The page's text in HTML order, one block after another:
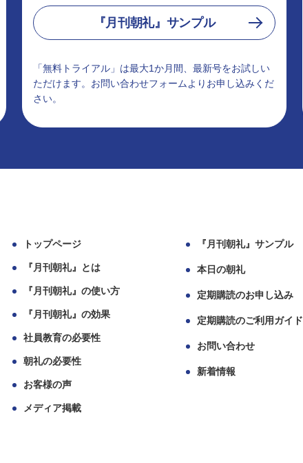
『月刊朝礼』サンプル
「無料トライアル」は最大1か月間、最新号をお試しい
ただけます。お問い合わせフォームよりお申し込みくだ
さい。
トップページ
『月刊朝礼』とは
『月刊朝礼』の使い方
『月刊朝礼』の効果
社員教育の必要性
朝礼の必要性
お客様の声
メディア掲載
『月刊朝礼』サンプル
本日の朝礼
定期購読のお申し込み
定期購読のご利用ガイド
お問い合わせ
新着情報